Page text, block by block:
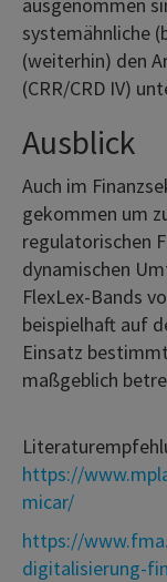
systemähnliche
(weiterhin) den
(CRR/CRD IV)
Ausblick
Auch im
gekommen um
regulatorischen
dynamischen
FlexLex-Bands
beispielhaft auf
Einsatz
maßgeblich
https://
micar/
https://
digitalisierung-